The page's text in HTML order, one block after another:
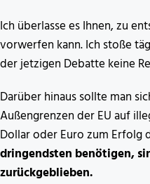
Ich überlasse es Ihnen, zu
vorwerfen kann. Ich stoße
der jetzigen Debatte keine
Darüber hinaus sollte man
Außengrenzen der EU auf
Dollar oder Euro zum Erfolg
dringendsten benötigen,
zurückgeblieben.